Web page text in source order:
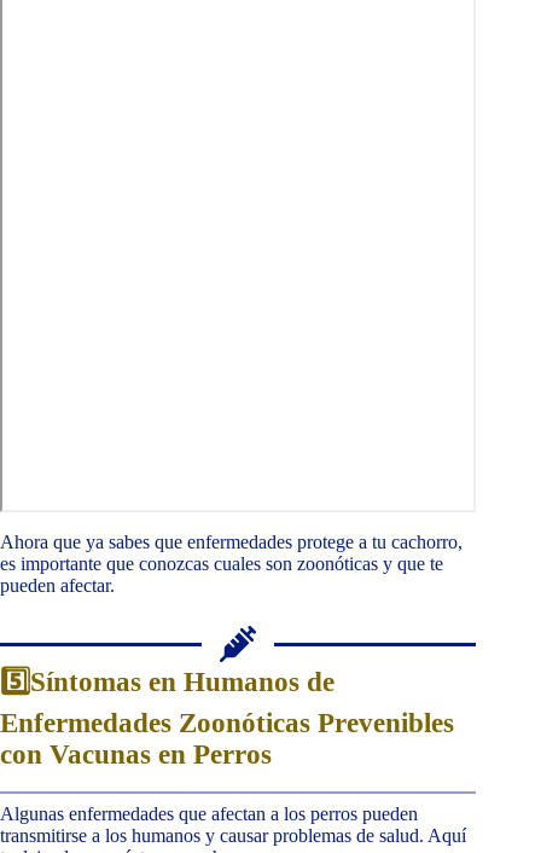
Ahora que ya sabes que enfermedades protege a tu cachorro,
es importante que conozcas cuales son zoonóticas y que te
pueden afectar.
5️⃣Síntomas en Humanos de
Enfermedades Zoonóticas Prevenibles
con Vacunas en Perros
Algunas enfermedades que afectan a los perros pueden
transmitirse a los humanos y causar problemas de salud. Aquí